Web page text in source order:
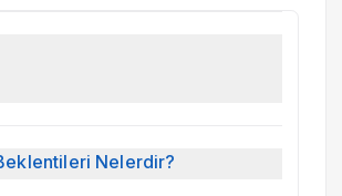
Nelerdir?